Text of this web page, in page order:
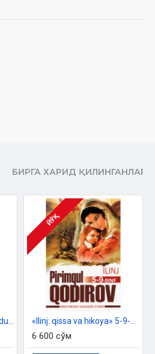
БИРГА ХАРИД ҚИЛИНГАНЛАР
ЙЎҚ
6 600 сўм